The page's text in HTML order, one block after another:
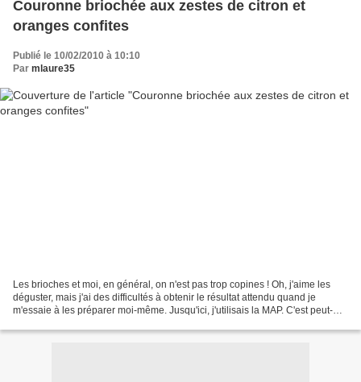
Couronne briochée aux zestes de citron et
oranges confites
Publié le 10/02/2010 à 10:10
Par mlaure35
Les brioches et moi, en général, on n'est pas trop copines ! Oh, j'aime les
déguster, mais j'ai des difficultés à obtenir le résultat attendu quand je
m'essaie à les préparer moi-même. Jusqu'ici, j'utilisais la MAP. C'est peut-